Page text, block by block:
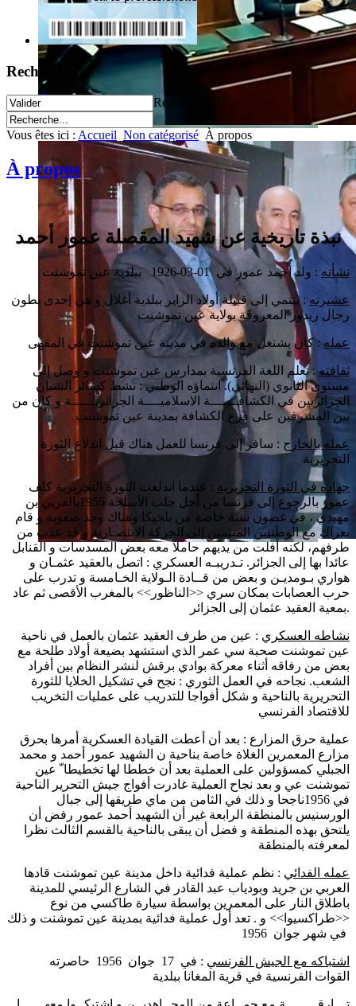
Recherche
Recherche
Vous êtes ici : Accueil Non catégorisé À propos
À propos
نبذة تاريخية عن شهيد المقصلة عمور أحمد
نشأته : ولد أحمد عمور في 01-03-1926 ببلدية عين تموشنت
عشيرته : ينتمي إلى قبيلة أولاد الزاير ببلدية أغلال و هي إحدى بطون
رجال زيدور المعروفة بولاية عين تموشنت
عمله: كان يشتغل مع والده في مدينة عين تموشنت في المقهى
ثقافته: تعلم اللغة الفرنسية بمدارس عين تموشنت و وصل إلى
مستوى الثانوي (النهائي). انتماؤه الوطني : نشط كسائر الشبان
الجزائريين في الكشافـــــــة الاسلاميــــة الجزائريــــــة و كان من
بين المشرفين على فرع الكشافة بمدينة عين تموشنت
عمله بالخارج : سافر إلى فرنسا للعمل هناك قبل اندلاع الثورة
التحريرية
جهاده في الثورة التحريرية : عندما اندلعت الثورة التحريرية كلف
عمور بالرجوع إلى فرنسا من أجل جلب الأسلحة 1955بالعربي بن
مهيدي ، في غضون سنة خاصة من بلجيكا وهناك وجد صعوبة و قام
بعراك مع الوطنيين المنتمين إلى الحركة الانتصـارية و قد عذب من
طرفهم، لكنه أفلت من يديهم حاملا معه بعض المسدسات و القنابل
عائدا بها إلى الجزائر. تـدريبـه العسكري : اتصل بالعقيد عثمـان و
هواري بـومديـن و بعض من قــادة الـولاية الخـامسة و تدرب على
حرب العصابات بمكان سري <<الناظور>> بالمغرب الأقصى ثم عاد
بمعية العقيد عثمان إلى الجزائر.
نشاطه العسكري : عين من طرف العقيد عثمان بالعمل في ناحية
عين تموشنت صحبة سي عمر الذي استشهد بضيعة أولاد طلحة مع
بعض من رفاقه أثناء معركة بوادي برقش لنشر النظام بين أفراد
الشعب. نجاحه في العمل الثوري : نجح في تشكيل الخلايا للثورة
التحريرية بالناحية و شكل أفواجا للتدريب على عمليات التخريب
للاقتصاد الفرنسي
عملية حرق المزارع : بعد أن أعطت القيادة العسكرية أمرها بحرق
مزارع المعمرين الغلاة خاصة بناحية ن الشهيد عمور أحمد و محمد
الجبلي كمسؤولين على العملية بعد أن خططا لها تخطيطا ّ عين
تموشنت عي و بعد نجاح العملية غادرت أفواج جيش التحرير الناحية
في 1956ناجحا و ذلك في الثامن من ماي طريقها إلى جبال
الورسنيس بالمنطقة الرابعة غير أن الشهيد أحمد عمور رفض أن
يلتحق بهذه المنطقة و فضل أن يبقى بالناحية بالقسم الثالث نظرا
لمعرفته بالمنطقة
عمله الفدائي : نظم عملية فدائية داخل مدينة عين تموشنت قادها
العربي بن جريد وبودياب عبد القادر في الشارع الرئيسي للمدينة
باطلاق النار على المعمرين بواسطة سيارة طاكسي من نوع
<<طراكسيوا>> و . تعد أول عملية فدائية بمدينة عين تموشنت و ذلك
اشتباكه مع الجيش الفرنسي : في 17 جوان
1956 حاصرته
القوات الفرنسية في قرية المغانا ببلدية